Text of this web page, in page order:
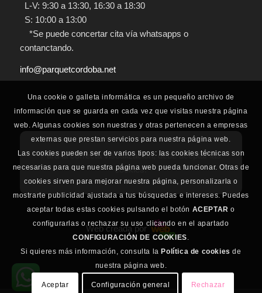
L-V: 9:30 a 13:30, 16:30 a 18:30
S: 10:00 a 13:00
*Se puede concertar cita vía whatsapps o
contanctando.
info@parquetcordoba.net
Para la correcta visualización, debe aceptar las
cookies.
Web creada por
Una cookie o galleta informática es un pequeño archivo de
información que se guarda en cada vez que visitas nuestra página
web. Algunas cookies son nuestras y otras pertenecen a empresas
externas que prestan servicios para nuestra página web.
Las cookies pueden ser de varios tipos: las cookies técnicas son
necesarias para que nuestra página web pueda funcionar. Otras de
cookies sirven para mejorar nuestra página, personalizarla o
mostrarte publicidad ajustada a tus búsquedas e intereses. Puedes
aceptar todas estas cookies pulsando el botón ACEPTAR o
configurarlas o rechazar su uso clicando en el apartado
CONFIGURACIÓN DE COOKIES.
Si quieres más información, consulta la Política de cookies de
nuestra página web.
Aceptar Configuración general Rechazar